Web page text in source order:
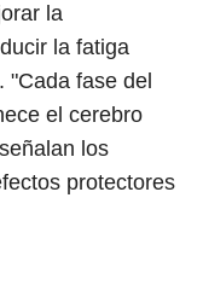
la
la fatiga
"Cada fase del
el cerebro
los
protectores